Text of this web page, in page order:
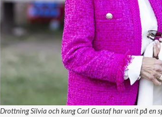
Drottning Silvia och kung Carl Gustaf har varit på en